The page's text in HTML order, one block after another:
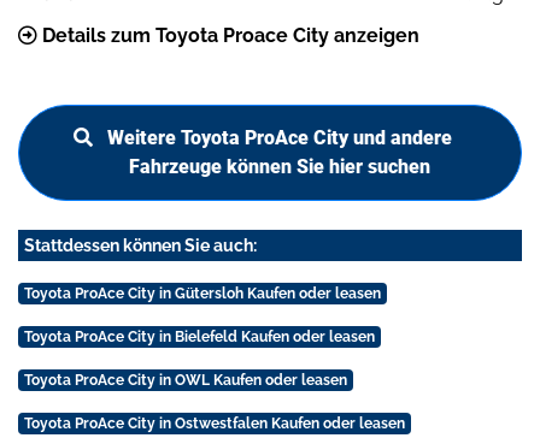
Details zum Toyota Proace City anzeigen
Weitere Toyota ProAce City und andere
Fahrzeuge können Sie hier suchen
Stattdessen können Sie auch:
Toyota ProAce City in Gütersloh Kaufen oder leasen
Toyota ProAce City in Bielefeld Kaufen oder leasen
Toyota ProAce City in OWL Kaufen oder leasen
Toyota ProAce City in Ostwestfalen Kaufen oder leasen